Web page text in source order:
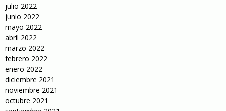
julio 2022
junio 2022
mayo 2022
abril 2022
marzo 2022
febrero 2022
enero 2022
diciembre 2021
noviembre 2021
octubre 2021